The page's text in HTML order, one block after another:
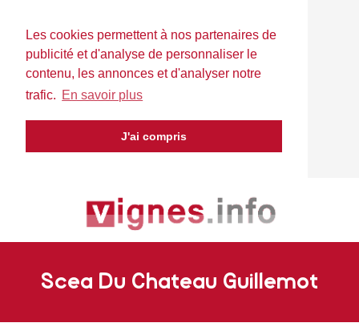
Les cookies permettent à nos partenaires de
publicité et d'analyse de personnaliser le
contenu, les annonces et d'analyser notre
trafic. En savoir plus
J'ai compris
Scea Du Chateau Guillemot